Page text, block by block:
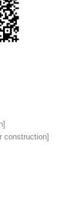
construction]